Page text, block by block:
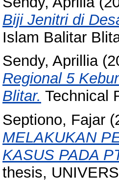
Biji Jenitri di
Islam Balitar
Sendy, Aprillia
Regional 5
Blitar. Technical
Septiono, Fajar
MELAKUKAN
KASUS PADA
thesis,